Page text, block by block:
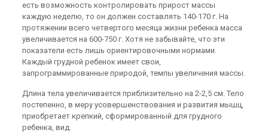
есть возможность контролировать прирост массы
каждую неделю, то он должен составлять 140-170 г. На
протяжении всего четвертого месяца жизни ребенка масса
увеличивается на 600-750 г. Хотя не забывайте, что эти
показатели есть лишь ориентировочными нормами.
Каждый грудной ребенок имеет свои,
запрограммированные природой, темпы увеличения массы.
Длина тела увеличивается приблизительно на 2-2,5 см. Тело
постепенно, в меру усовершенствования и развития мышц,
приобретает крепкий, сформированный для грудного
ребенка, вид.